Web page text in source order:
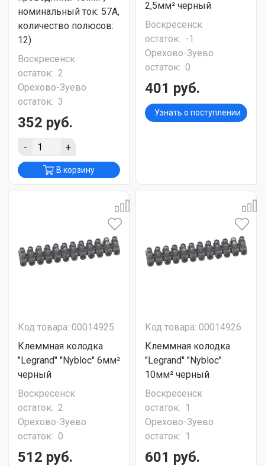
номинальный ток: 57А,
количество полюсов:
12)
Воскресенск
остаток: 2
Орехово-Зуево
остаток: 3
352 руб.
- +
В корзину
2,5мм² черный
Воскресенск
остаток: -1
Орехово-Зуево
остаток: 0
401 руб.
Узнать о поступлении
Код товара: 00014925
Клеммная колодка
"Legrand" "Nybloc" 6мм²
черный
Воскресенск
остаток: 2
Орехово-Зуево
остаток: 0
512 руб.
Код товара: 00014926
Клеммная колодка
"Legrand" "Nybloc"
10мм² черный
Воскресенск
остаток: 1
Орехово-Зуево
остаток: 1
601 руб.